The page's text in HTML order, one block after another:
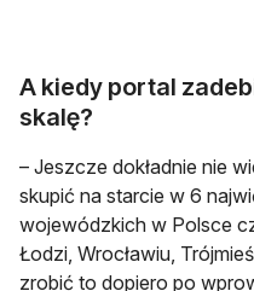
A kiedy portal
skalę?
– Jeszcze dokładnie nie
skupić na starcie w 6
wojewódzkich w Polsce
Łodzi, Wrocławiu,
zrobić to dopiero po